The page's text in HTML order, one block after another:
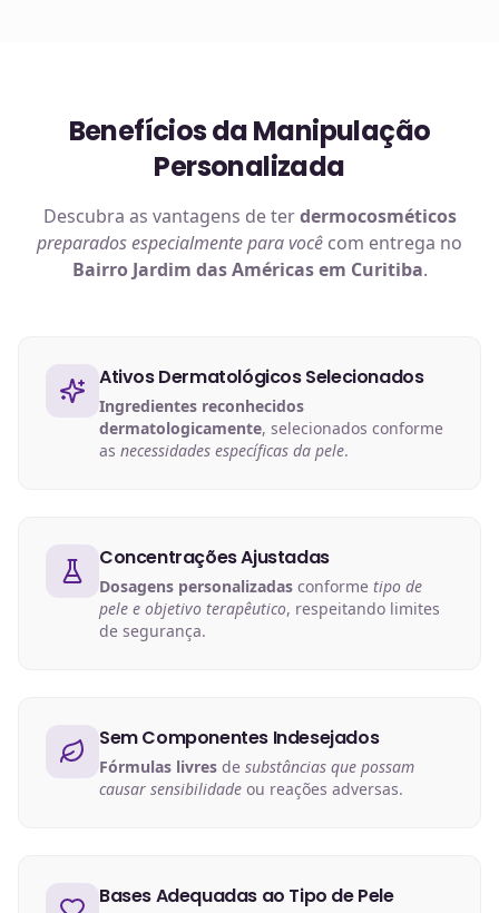
Benefícios da Manipulação
Personalizada
Descubra as vantagens de terdermocosméticos
preparados especialmente para você com entrega no
Bairro Jardim das Américas em Curitiba.
Ativos Dermatológicos Selecionados
Ingredientes reconhecidos
dermatologicamente, selecionados conforme
as necessidades específicas da pele.
Concentrações Ajustadas
Dosagens personalizadas conforme tipo de
pele e objetivo terapêutico, respeitando limites
de segurança.
Sem Componentes Indesejados
Fórmulas livres de substâncias que possam
causar sensibilidade ou reações adversas.
Bases Adequadas ao Tipo de Pele